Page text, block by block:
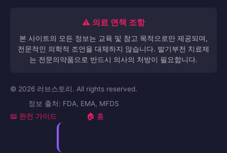
⚠️ 의료 면책 조항
본 사이트의 모든 정보는 교육 및 참고 목적으로만 제공되며,
전문적인 의학적 조언을 대체하지 않습니다. 발기부전 치료제
는 전문의약품으로 반드시 의사의 처방이 필요합니다.
© 2026 러브스토리. All rights reserved.
정보 출처: FDA, EMA, MFDS
📖 완전 가이드 🏠 홈